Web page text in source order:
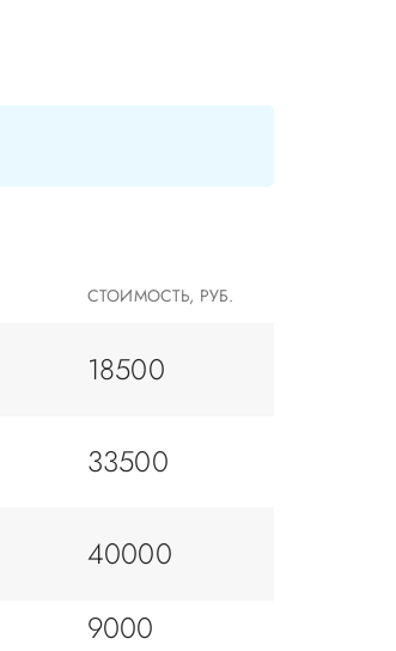
СТОИМОСТЬ, РУБ.
18500
33500
40000
9000